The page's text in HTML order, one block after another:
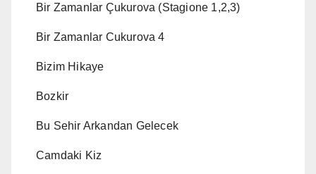
Bir Zamanlar Çukurova (Stagione 1,2,3)
Bir Zamanlar Cukurova 4
Bizim Hikaye
Bozkir
Bu Sehir Arkandan Gelecek
Camdaki Kiz